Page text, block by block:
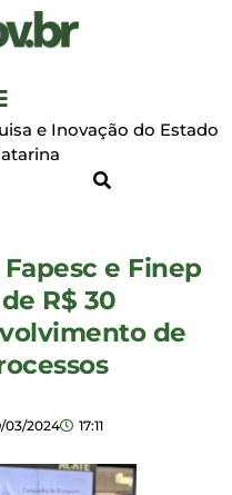
e Inovação do Estado
e Finep
R$ 30
de
03/2024 17:11